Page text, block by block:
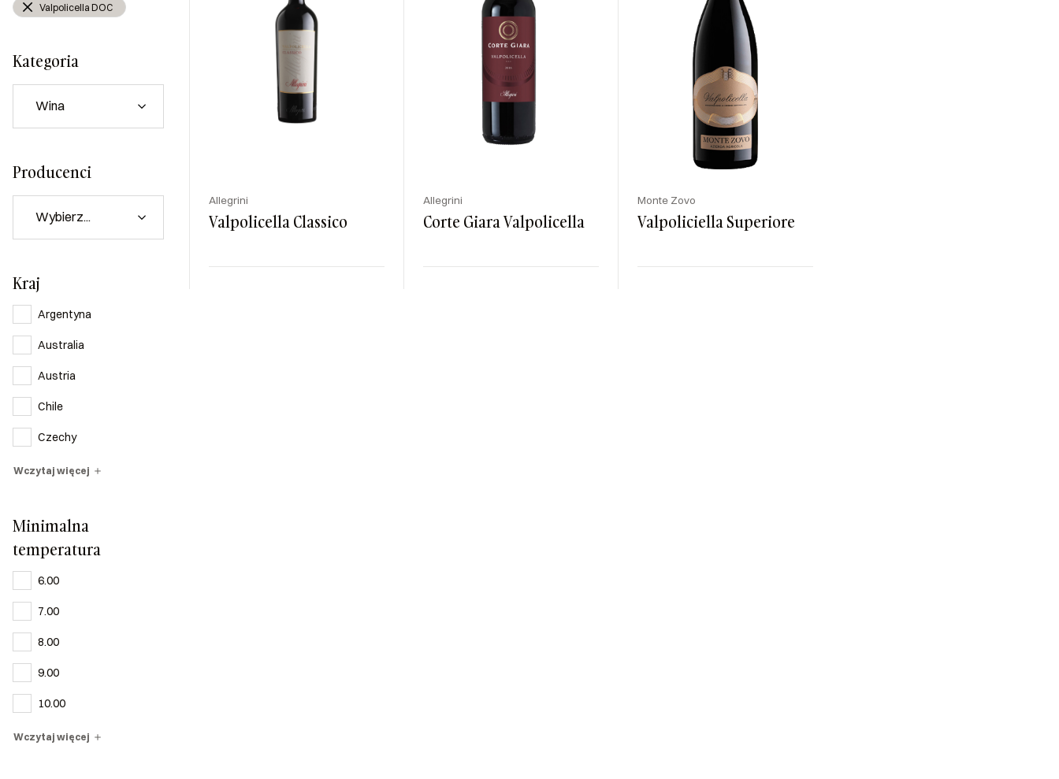
Valpolicella DOC
Kategoria
Producenci
Kraj
Argentyna
Australia
Austria
Chile
Czechy
Wczytaj więcej
Minimalna
temperatura
6.00
7.00
8.00
9.00
10.00
Wczytaj więcej
Allegrini
Valpolicella Classico
Allegrini
Corte Giara Valpolicella
Monte Zovo
Valpoliciella Superiore